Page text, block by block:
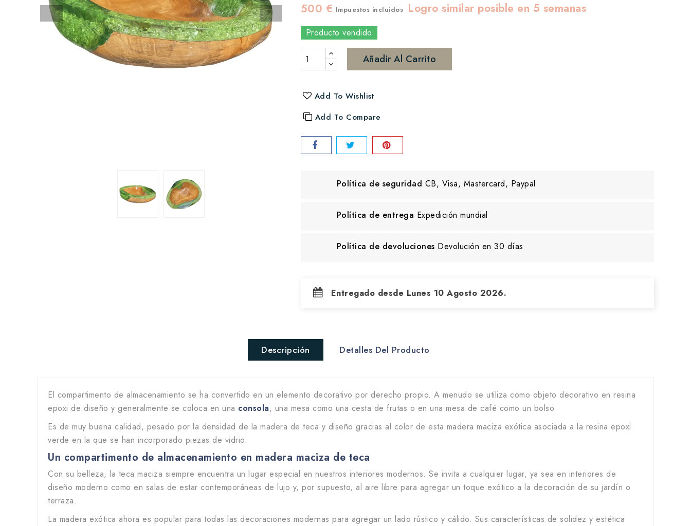
500 € Impuestos incluidos Logro similar posible en 5 semanas
Producto vendido
Añadir Al Carrito
Add To Wishlist
Add To Compare
Política de seguridad CB, Visa, Mastercard, Paypal
Política de entrega Expedición mundial
Política de devoluciones Devolución en 30 días
Entregado desde Lunes 10 Agosto 2026.
Descripción Detalles Del Producto
El compartimento de almacenamiento se ha convertido en un elemento decorativo por derecho propio. A menudo se utiliza como objeto decorativo en resina
epoxi de diseño y generalmente se coloca en una consola, una mesa como una cesta de frutas o en una mesa de café como un bolso.
Es de muy buena calidad, pesado por la densidad de la madera de teca y diseño gracias al color de esta madera maciza exótica asociada a la resina epoxi
verde en la que se han incorporado piezas de vidrio.
Un compartimento de almacenamiento en madera maciza de teca
Con su belleza, la teca maciza siempre encuentra un lugar especial en nuestros interiores modernos. Se invita a cualquier lugar, ya sea en interiores de
diseño moderno como en salas de estar contemporáneas de lujo y, por supuesto, al aire libre para agregar un toque exótico a la decoración de su jardín o
terraza.
La madera exótica ahora es popular para todas las decoraciones modernas para agregar un lado rústico y cálido. Sus características de solidez y estética